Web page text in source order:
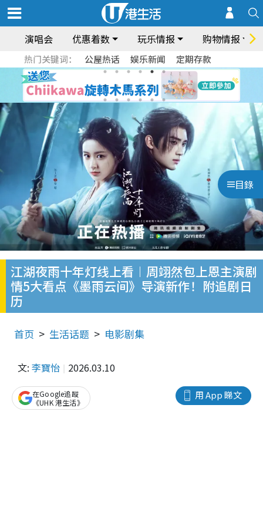
演唱会 优惠着数 玩乐情报 购物情报
热门关键词： 公屋热话 娱乐新闻 定期存款
目錄
江湖夜雨十年灯线上看︱周翊然包上恩主演剧
情5大看点《墨雨云间》导演新作！附追剧日
历
首页 生活话题 电影剧集
文: 李寶怡 2026.03.10
用 App 睇文
在Google追蹤
《UHK 港生活》